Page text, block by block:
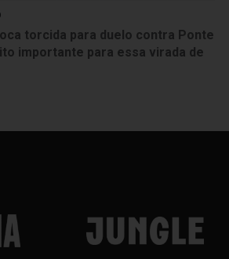
torcida para duelo contra Ponte
importante para essa virada de